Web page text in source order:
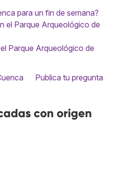
para un fin de semana?
el Parque Arqueológico de
Parque Arqueológico de
Publica tu pregunta
con origen